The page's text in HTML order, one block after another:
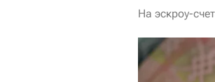
На эскроу-